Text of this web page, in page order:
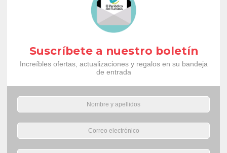
Suscríbete a nuestro boletín
Increíbles ofertas, actualizaciones y regalos en su bandeja
de entrada